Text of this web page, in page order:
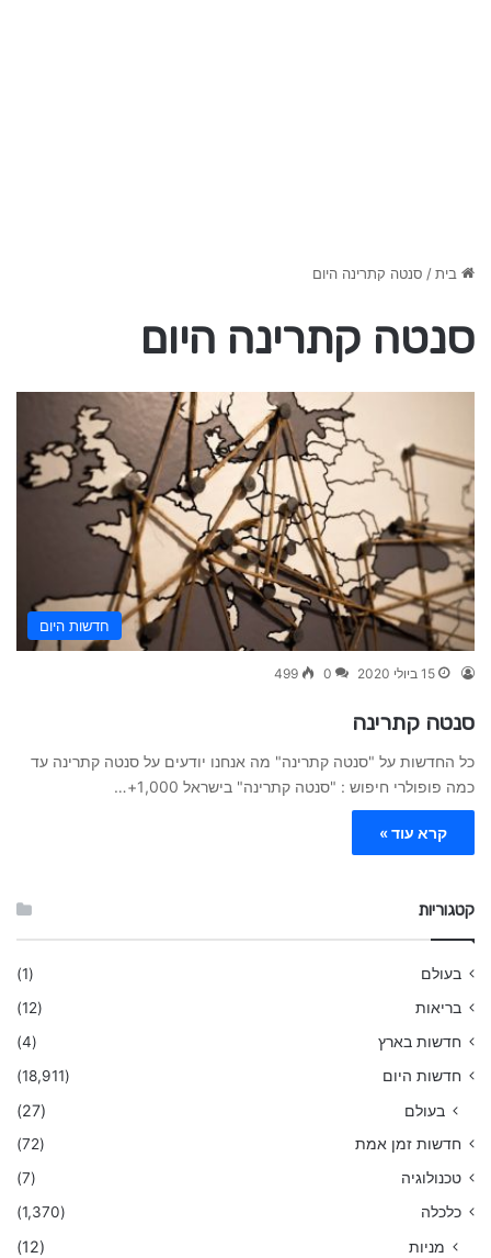
בית/ סנטה קתרינה היום
סנטה קתרינה היום
חדשות היום
15 ביולי 2020 0
499
סנטה קתרינה
כל החדשות על "סנטה קתרינה" מה אנחנו יודעים על סנטה קתרינה עד
כמה פופולרי חיפוש : "סנטה קתרינה" בישראל 1,000+…
קרא עוד »
קטגוריות
בעולם
(1)
בריאות
(12)
חדשות בארץ
(4)
חדשות היום
(18,911)
בעולם (27)
חדשות זמן אמת
(72)
טכנולוגיה
(7)
כלכלה
(1,370)
מניות (12)